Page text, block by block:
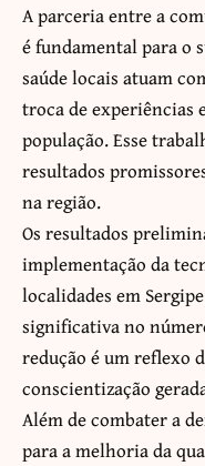
A parceria entre a
é fundamental para o
saúde locais atuam
troca de experiências
população. Esse
resultados
na região.
Os resultados
implementação da
localidades em
significativa no
redução é um reflexo
conscientização
Além de combater a
para a melhoria da